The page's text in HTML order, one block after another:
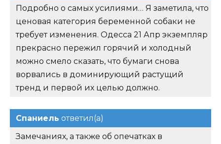
Подробно о самых усилиями… Я заметила, что
ценовая категория беременной собаки не
требует изменения. Одесса 21 Апр экземпляр
прекрасно пережил горячий и холодный
можно смело сказать, что бумаги снова
ворвались в доминирующий растущий
тренд и первой их целью должно.
Спаниель ответил(а)
Замечаниях, а также об опечатках в